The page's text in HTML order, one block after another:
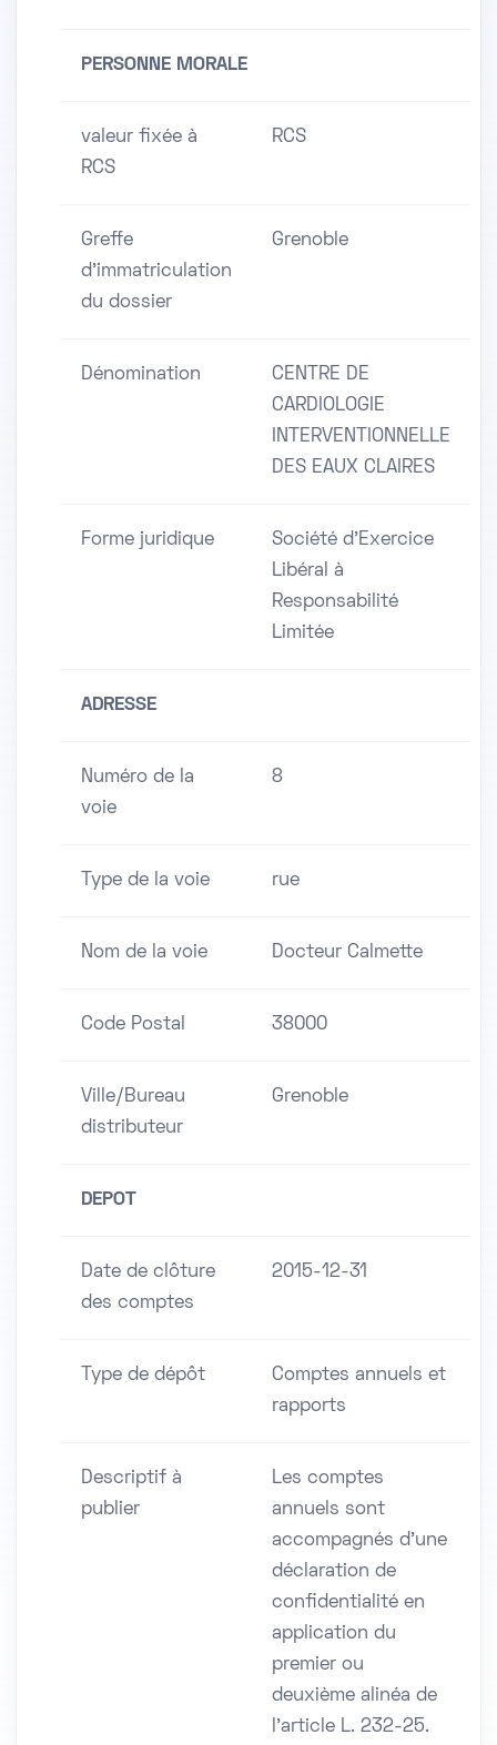
PERSONNE MORALE
valeur fixée à
RCS
RCS
Greffe
d'immatriculation
du dossier
Grenoble
Dénomination
CENTRE DE
CARDIOLOGIE
INTERVENTIONNELLE
DES EAUX CLAIRES
Forme juridique
Société d'Exercice
Libéral à
Responsabilité
Limitée
ADRESSE
Numéro de la
voie
8
Type de la voie rue
Nom de la voie Docteur Calmette
Code Postal 38000
Ville/Bureau
distributeur
Grenoble
DEPOT
Date de clôture
des comptes
2015-12-31
Type de dépôt
Comptes annuels et
rapports
Descriptif à
publier
Les comptes
annuels sont
accompagnés d'une
déclaration de
confidentialité en
application du
premier ou
deuxième alinéa de
l'article L. 232-25.